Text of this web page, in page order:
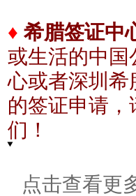
♦ 希腊签证中
或生活的中国
心或者深圳希
的签证申请
们！
点击查看更